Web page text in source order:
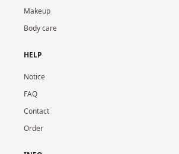
Makeup
Body care
HELP
Notice
FAQ
Contact
Order